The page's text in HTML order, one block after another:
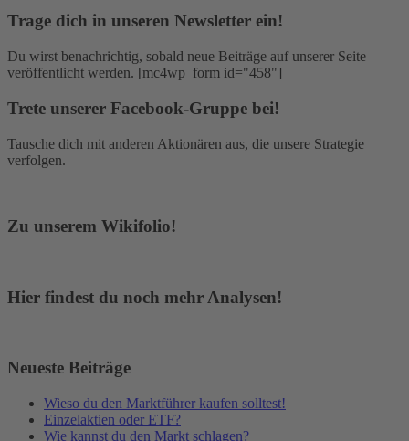
Trage dich in unseren Newsletter ein!
Du wirst benachrichtig, sobald neue Beiträge auf unserer Seite
veröffentlicht werden. [mc4wp_form id="458"]
Trete unserer Facebook-Gruppe bei!
Tausche dich mit anderen Aktionären aus, die unsere Strategie
verfolgen.
Zu unserem Wikifolio!
Hier findest du noch mehr Analysen!
Neueste Beiträge
Wieso du den Marktführer kaufen solltest!
Einzelaktien oder ETF?
Wie kannst du den Markt schlagen?